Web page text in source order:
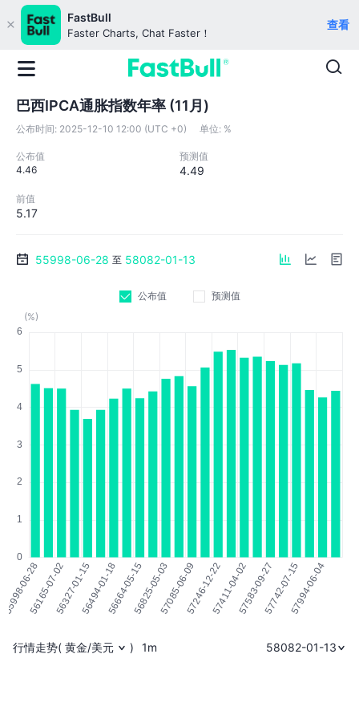
FastBull
Faster Charts, Chat Faster！
查看
巴西IPCA通胀指数年率 (11月)
公布时间: 2025-12-10 12:00 (UTC +0) 单位: %
公布值
4.46
预测值
4.49
前值
5.17
55998-06-28 至 58082-01-13
公布值
预测值
(%)
行情走势( 黄金/美元 ) 1m 58082-01-13